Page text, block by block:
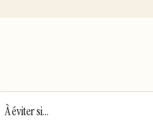
À éviter si…